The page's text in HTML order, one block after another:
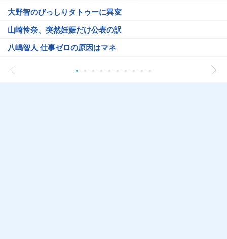
大野智のびっしりタトゥーに異変
山崎怜奈、突然妊娠だけ公表の訳
八嶋智人 仕事ゼロの原因はマネ